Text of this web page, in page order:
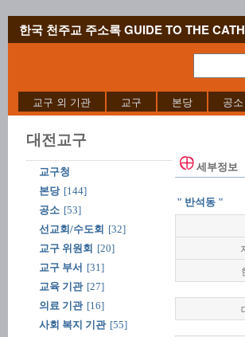
한국 천주교 주소록 GUIDE TO THE
교구 외 기관 교구 본당 공소
대전교구
교구청
본당 [144]
공소 [53]
선교회/수도회 [32]
교구 위원회 [20]
교구 부서 [31]
교육 기관 [27]
의료 기관 [16]
사회 복지 기관 [55]
세부정보
" 반석동 "